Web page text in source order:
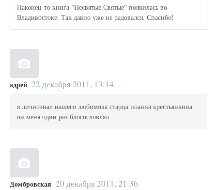
Наконец-то книга "Несвятые Святые" появилась во
Владивостоке. Так давно уже не радовался. Спасибо!
адрей 22 декабря 2011, 13:14
я личнознал нашего любимова старца иоанна крестьянкина
он меня один раз блогословлял
Домбровская 20 декабря 2011, 21:36